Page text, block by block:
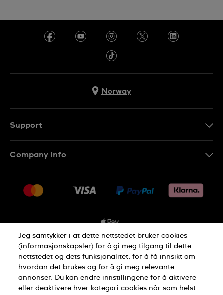
Norway
Support
Returer
Company Info
Jobs
Privacy Policy Cookie Notice
Terms of use
Jeg samtykker i at dette nettstedet bruker cookies
(informasjonskapsler) for å gi meg tilgang til dette
nettstedet og dets funksjonalitet, for å få innsikt om
hvordan det brukes og for å gi meg relevante
annonser. Du kan endre innstillingene for å aktivere
eller deaktivere hver kategori cookies når som helst.